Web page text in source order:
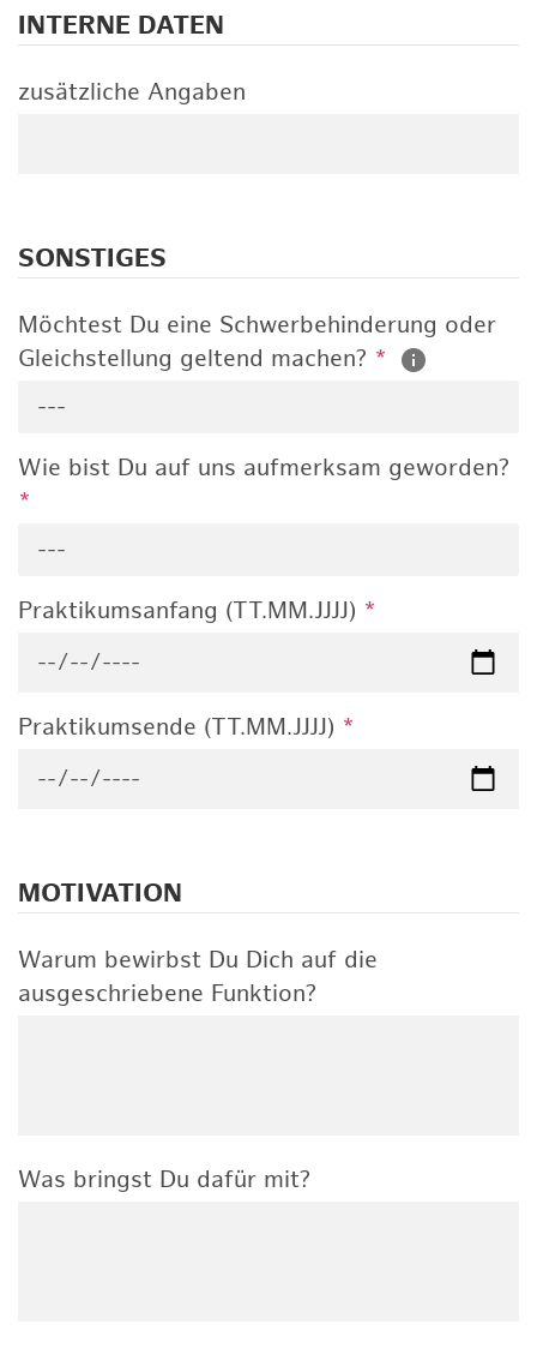
INTERNE DATEN
zusätzliche Angaben
SONSTIGES
Möchtest Du eine Schwerbehinderung oder
Gleichstellung geltend machen? *
---
Wie bist Du auf uns aufmerksam geworden?
*
---
Praktikumsanfang (TT.MM.JJJJ) *
Praktikumsende (TT.MM.JJJJ) *
MOTIVATION
Warum bewirbst Du Dich auf die
ausgeschriebene Funktion?
Was bringst Du dafür mit?